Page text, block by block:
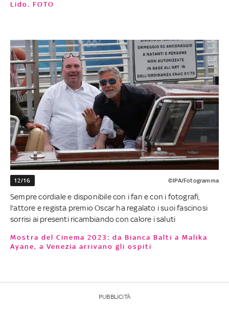
Lido. FOTO
12/16 ©IPA/Fotogramma
Sempre cordiale e disponibile con i fan e con i fotografi,
l'attore e regista premio Oscar ha regalato i suoi fascinosi
sorrisi ai presenti ricambiando con calore i saluti
Mostra del Cinema 2023: da Bianca Balti a Malika
Ayane, a Venezia arrivano gli ospiti
PUBBLICITÀ